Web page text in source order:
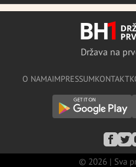
Država na
O NAMAIMPRESSUMKONTAKT
© 2026 | Sva